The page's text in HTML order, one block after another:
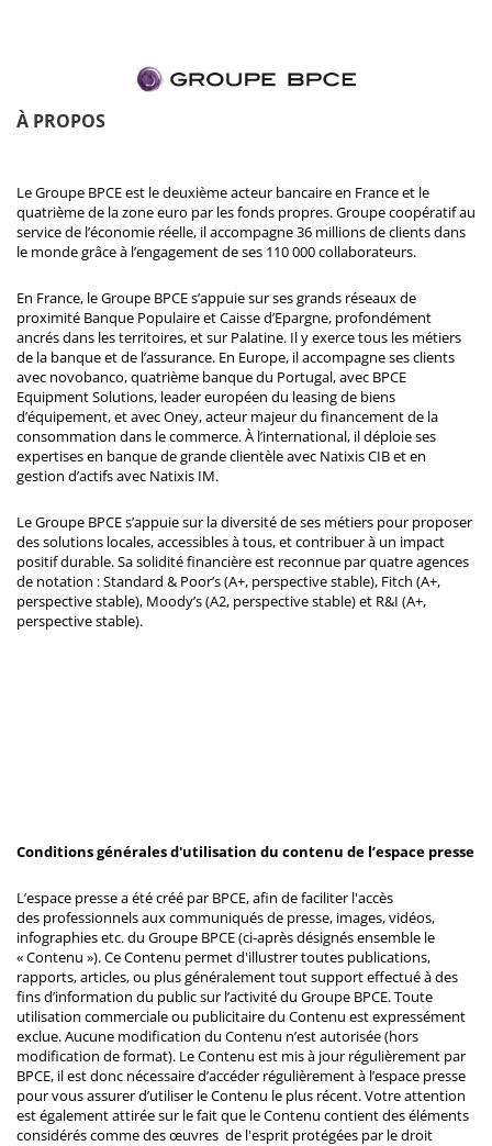
À PROPOS
Le Groupe BPCE est le deuxième acteur bancaire en France et le
quatrième de la zone euro par les fonds propres. Groupe coopératif au
service de l’économie réelle, il accompagne 36 millions de clients dans
le monde grâce à l’engagement de ses 110 000 collaborateurs.
En France, le Groupe BPCE s’appuie sur ses grands réseaux de
proximité Banque Populaire et Caisse d’Epargne, profondément
ancrés dans les territoires, et sur Palatine. Il y exerce tous les métiers
de la banque et de l’assurance. En Europe, il accompagne ses clients
avec novobanco, quatrième banque du Portugal, avec BPCE
Equipment Solutions, leader européen du leasing de biens
d’équipement, et avec Oney, acteur majeur du financement de la
consommation dans le commerce. À l’international, il déploie ses
expertises en banque de grande clientèle avec Natixis CIB et en
gestion d’actifs avec Natixis IM.
Le Groupe BPCE s’appuie sur la diversité de ses métiers pour proposer
des solutions locales, accessibles à tous, et contribuer à un impact
positif durable. Sa solidité financière est reconnue par quatre agences
de notation : Standard & Poor’s (A+, perspective stable), Fitch (A+,
perspective stable), Moody’s (A2, perspective stable) et R&I (A+,
perspective stable).
Conditions générales d'utilisation du contenu de l’espace presse
L’espace presse a été créé par BPCE, afin de faciliter l'accès
des professionnels aux communiqués de presse, images, vidéos,
infographies etc. du Groupe BPCE (ci-après désignés ensemble le
« Contenu »). Ce Contenu permet d'illustrer toutes publications,
rapports, articles, ou plus généralement tout support effectué à des
fins d’information du public sur l’activité du Groupe BPCE. Toute
utilisation commerciale ou publicitaire du Contenu est expressément
exclue. Aucune modification du Contenu n’est autorisée (hors
modification de format). Le Contenu est mis à jour régulièrement par
BPCE, il est donc nécessaire d’accéder régulièrement à l’espace presse
pour vous assurer d’utiliser le Contenu le plus récent. Votre attention
est également attirée sur le fait que le Contenu contient des éléments
considérés comme des œuvres de l'esprit protégées par le droit